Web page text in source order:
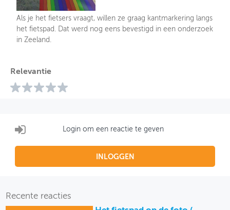
Als je het fietsers vraagt, willen ze graag kantmarkering langs
het fietspad. Dat werd nog eens bevestigd in een onderzoek
in Zeeland.
Relevantie
Login om een reactie te geven
INLOGGEN
Recente reacties